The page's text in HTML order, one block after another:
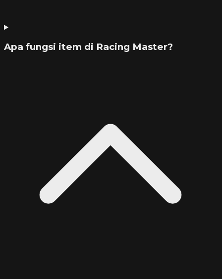
Apa fungsi item di Racing Master?